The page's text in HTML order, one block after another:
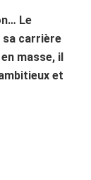
Le
sa carrière
masse, il
et